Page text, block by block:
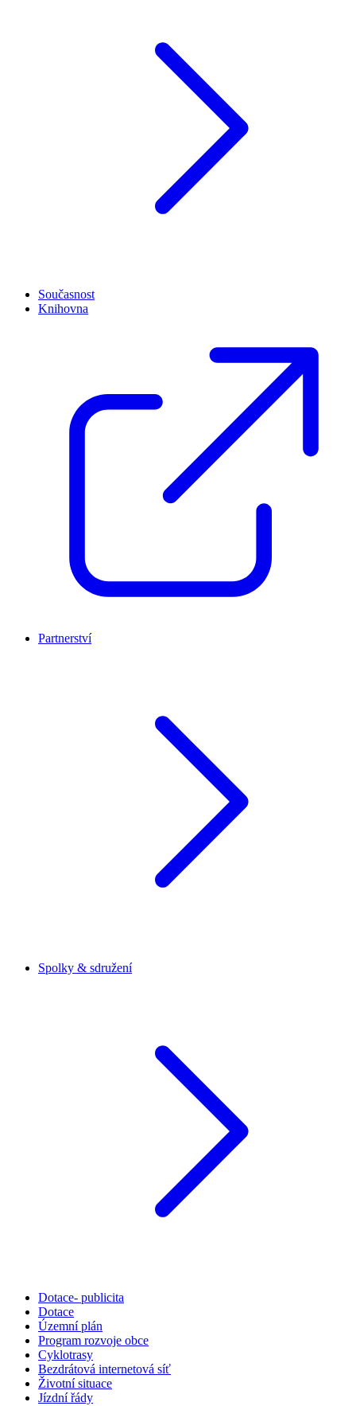
Současnost
Knihovna
Partnerství
Spolky & sdružení
Dotace- publicita
Dotace
Územní plán
Program rozvoje obce
Cyklotrasy
Bezdrátová internetová síť
Životní situace
Jízdní řády